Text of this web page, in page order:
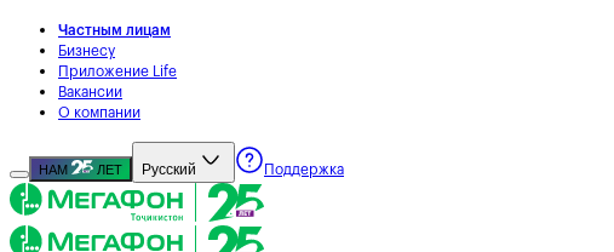
Частным лицам
Бизнесу
Приложение Life
Вакансии
О компании
НАМ ЛЕТ Русский Поддержка